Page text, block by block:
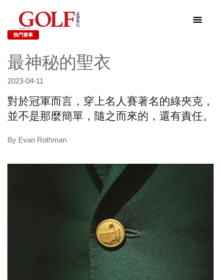
熱門賽事
最神秘的聖衣
2023-04-11
對於冠軍而言，穿上名人賽著名的綠夾克，
並不是那麼簡單，隨之而來的，還有責任。
By Evan Rothman